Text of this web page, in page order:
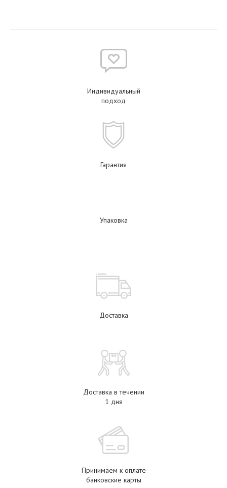
Индивидуальный
подход
Гарантия
Упаковка
Доставка
Доставка в течении
1 дня
Принимаем к оплате
банковские карты